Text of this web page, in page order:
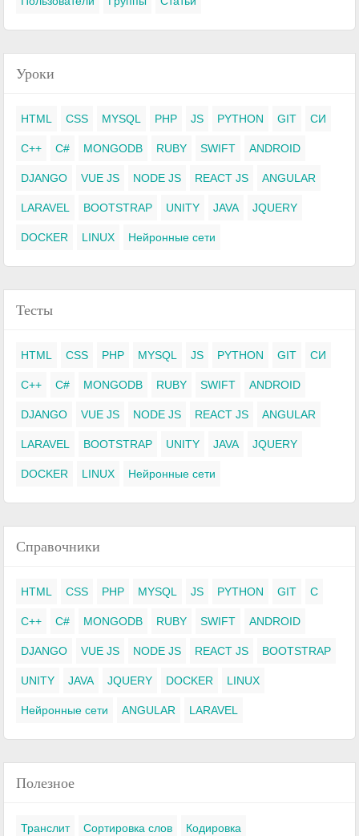
Уроки
HTML CSS MYSQL PHP JS PYTHON GIT СИ
C++ C# MONGODB RUBY SWIFT ANDROID
DJANGO VUE JS NODE JS REACT JS ANGULAR
LARAVEL BOOTSTRAP UNITY JAVA JQUERY
DOCKER LINUX Нейронные сети
Тесты
HTML CSS PHP MYSQL JS PYTHON GIT СИ
C++ C# MONGODB RUBY SWIFT ANDROID
DJANGO VUE JS NODE JS REACT JS ANGULAR
LARAVEL BOOTSTRAP UNITY JAVA JQUERY
DOCKER LINUX Нейронные сети
Справочники
HTML CSS PHP MYSQL JS PYTHON GIT C
C++ C# MONGODB RUBY SWIFT ANDROID
DJANGO VUE JS NODE JS REACT JS BOOTSTRAP
UNITY JAVA JQUERY DOCKER LINUX
Нейронные сети ANGULAR LARAVEL
Полезное
Транслит Сортировка слов Кодировка